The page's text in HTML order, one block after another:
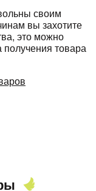
своим
вы захотите
это можно
получения товара